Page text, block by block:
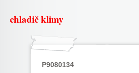
chladič klimy
P9080134